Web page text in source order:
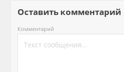
Оставить комментарий
Комментарий